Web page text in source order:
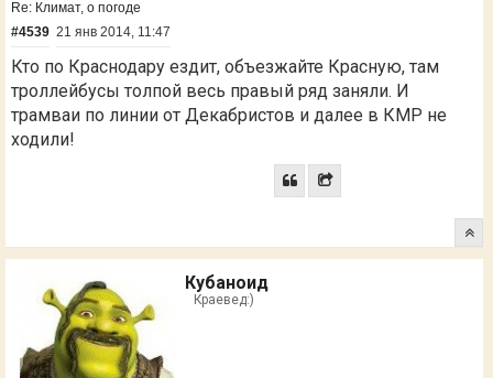
Re: Климат, о погоде
#4539 21 янв 2014, 11:47
Кто по Краснодару ездит, объезжайте Красную, там
троллейбусы толпой весь правый ряд заняли. И
трамваи по линии от Декабристов и далее в КМР не
ходили!
Кубаноид
Краевед:)